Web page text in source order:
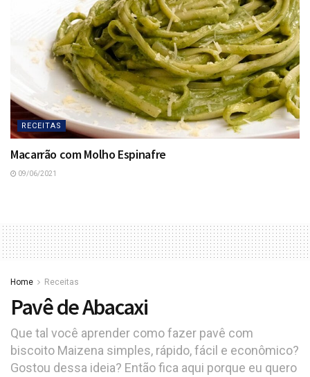
RECEITAS
Macarrão com Molho Espinafre
09/06/2021
Home Receitas
Pavê de Abacaxi
Que tal você aprender como fazer pavê com
biscoito Maizena simples, rápido, fácil e econômico?
Gostou dessa ideia? Então fica aqui porque eu quero